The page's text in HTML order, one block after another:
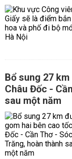
Bổ sung 27
Châu Đốc -
sau một năm